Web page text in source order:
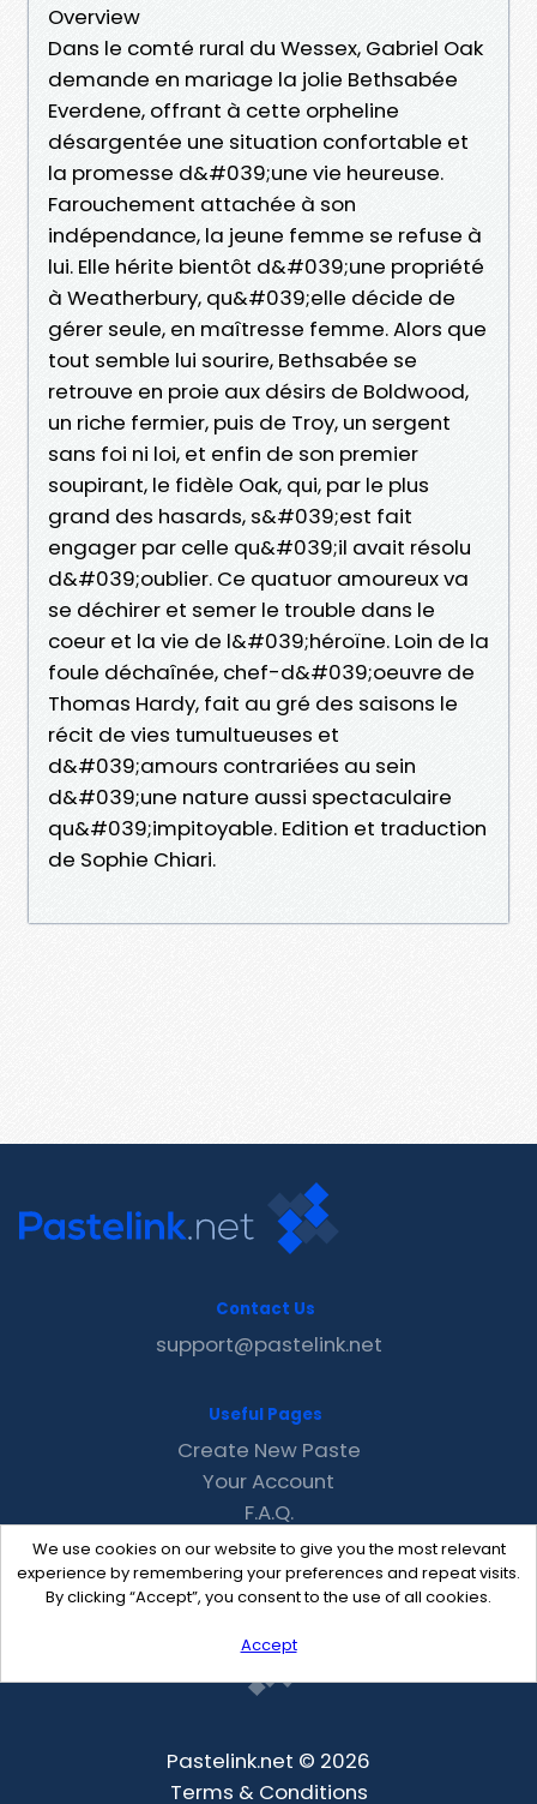
Overview
Dans le comté rural du Wessex, Gabriel Oak
demande en mariage la jolie Bethsabée
Everdene, offrant à cette orpheline
désargentée une situation confortable et
la promesse d&#039;une vie heureuse.
Farouchement attachée à son
indépendance, la jeune femme se refuse à
lui. Elle hérite bientôt d&#039;une propriété
à Weatherbury, qu&#039;elle décide de
gérer seule, en maîtresse femme. Alors que
tout semble lui sourire, Bethsabée se
retrouve en proie aux désirs de Boldwood,
un riche fermier, puis de Troy, un sergent
sans foi ni loi, et enfin de son premier
soupirant, le fidèle Oak, qui, par le plus
grand des hasards, s&#039;est fait
engager par celle qu&#039;il avait résolu
d&#039;oublier. Ce quatuor amoureux va
se déchirer et semer le trouble dans le
coeur et la vie de l&#039;héroïne. Loin de la
foule déchaînée, chef-d&#039;oeuvre de
Thomas Hardy, fait au gré des saisons le
récit de vies tumultueuses et
d&#039;amours contrariées au sein
d&#039;une nature aussi spectaculaire
qu&#039;impitoyable. Edition et traduction
de Sophie Chiari.
We use cookies on our website to give you the most relevant
experience by remembering your preferences and repeat visits.
By clicking “Accept”, you consent to the use of all cookies.
Accept
Contact Us
support@pastelink.net
Useful Pages
Create New Paste
Your Account
F.A.Q.
Recent
Contact
Pastelink.net © 2026
Terms & Conditions